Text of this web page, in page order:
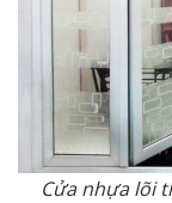
Cửa nhựa lõi